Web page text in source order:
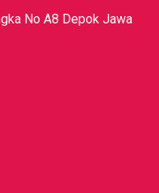
No A8 Depok Jawa